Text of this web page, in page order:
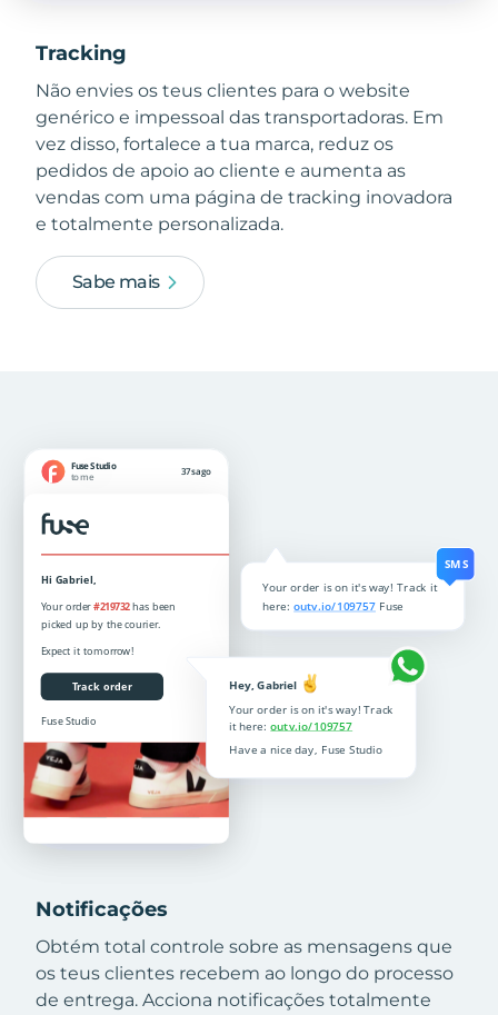
Tracking
Não envies os teus clientes para o website
genérico e impessoal das transportadoras. Em
vez disso, fortalece a tua marca, reduz os
pedidos de apoio ao cliente e aumenta as
vendas com uma página de tracking inovadora
e totalmente personalizada.
Sabe mais
Notificações
Obtém total controle sobre as mensagens que
os teus clientes recebem ao longo do processo
de entrega. Acciona notificações totalmente